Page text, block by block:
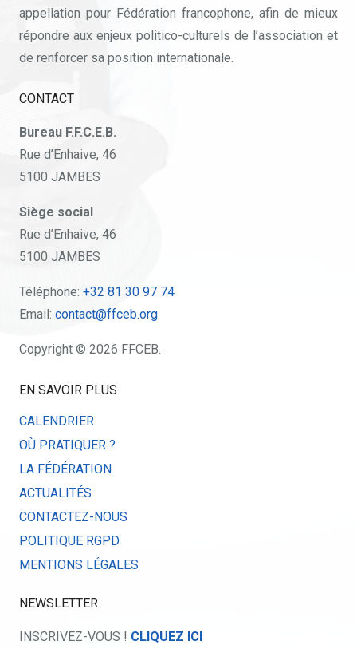
appellation pour Fédération francophone, afin de mieux
répondre aux enjeux politico-culturels de l’association et
de renforcer sa position internationale.
CONTACT
Bureau F.F.C.E.B.
Rue d’Enhaive, 46
5100 JAMBES
Siège social
Rue d’Enhaive, 46
5100 JAMBES
Téléphone: +32 81 30 97 74
Email: contact@ffceb.org
Copyright © 2026 FFCEB.
EN SAVOIR PLUS
CALENDRIER
OÙ PRATIQUER ?
LA FÉDÉRATION
ACTUALITÉS
CONTACTEZ-NOUS
POLITIQUE RGPD
MENTIONS LÉGALES
NEWSLETTER
INSCRIVEZ-VOUS ! CLIQUEZ ICI